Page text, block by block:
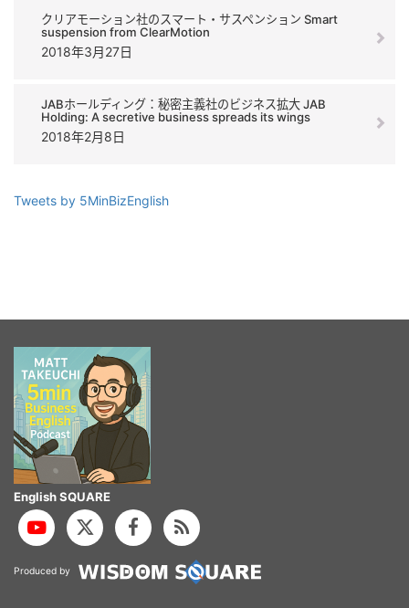
クリアモーション社のスマート・サスペンション Smart
suspension from ClearMotion
2018年3月27日
JABホールディング：秘密主義社のビジネス拡大 JAB
Holding: A secretive business spreads its wings
2018年2月8日
Tweets by 5MinBizEnglish
English SQUARE
Produced by